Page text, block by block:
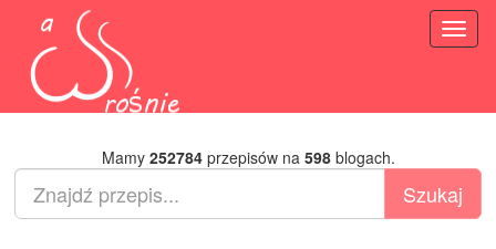
Mamy 252784przepisów na 598blogach.